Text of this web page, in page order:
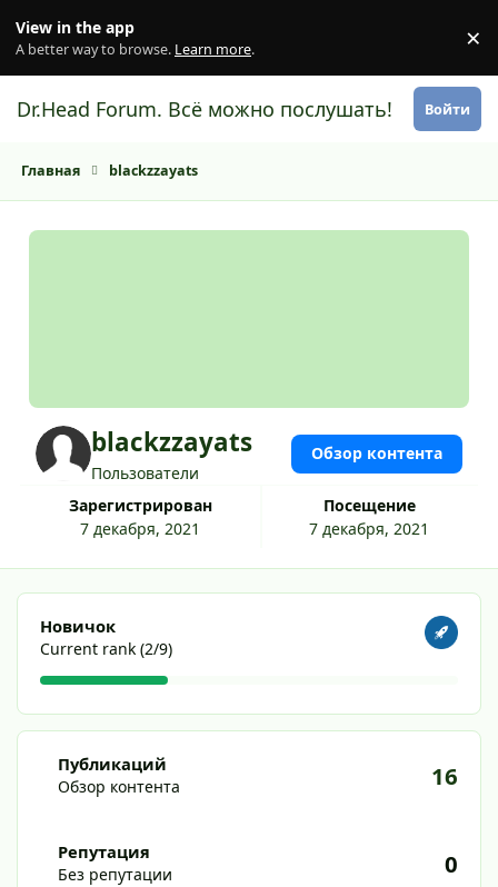
View in the app
A better way to browse. Learn more. ×
Dr.Head Forum. Всё можно послушать! Войти
Главная blackzzayats
blackzzayats
Пользователи
Зарегистрирован
7 декабря, 2021
Посещение
7 декабря, 2021
Обзор контента
Посмотреть все
Новичок
Current rank (2/9)
Обзор контента
Публикаций
Обзор контента 16
Репутация
Без репутации 0